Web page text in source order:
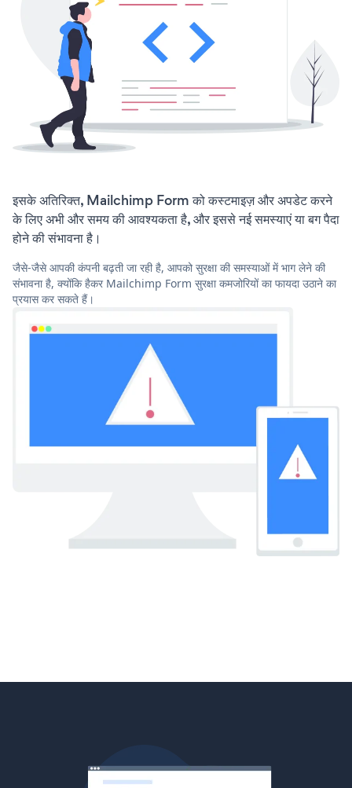
इसके अतिरिक्त, Mailchimp Form को कस्टमाइज़ और अपडेट करने
के लिए अभी और समय की आवश्यकता है, और इससे नई समस्याएं या बग पैदा
होने की संभावना है।
जैसे-जैसे आपकी कंपनी बढ़ती जा रही है, आपको सुरक्षा की समस्याओं में भाग लेने की
संभावना है, क्योंकि हैकर Mailchimp Form सुरक्षा कमजोरियों का फायदा उठाने का
प्रयास कर सकते हैं।